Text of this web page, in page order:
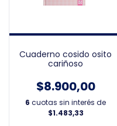
Cuaderno cosido osito
cariñoso
$8.900,00
6 cuotas sin interés de
$1.483,33